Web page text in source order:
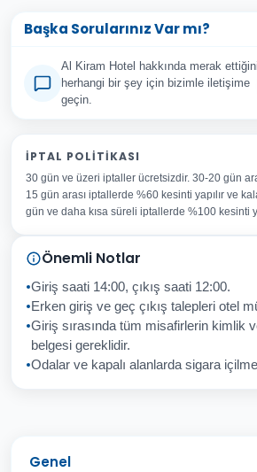
Başka Sorularınız Var mı?
Al Kiram Hotel hakkında merak
herhangi bir şey için bizimle iletişime
geçin.
Adınız Soyadınız
E-posta Adresiniz
Konu
Sorunuz
İPTAL POLITIKASI
30 gün ve üzeri iptaller ücretsizdir. 30-20 gün
15 gün arası iptallerde %60 kesinti yapılır ve
gün ve daha kısa süreli iptallerde %100 kesinti
Önemli Notlar
Giriş saati 14:00, çıkış saati 12:00.
Erken giriş ve geç çıkış talepleri otel
Giriş sırasında tüm misafirlerin kimlik
belgesi gereklidir.
Odalar ve kapalı alanlarda sigara
Genel